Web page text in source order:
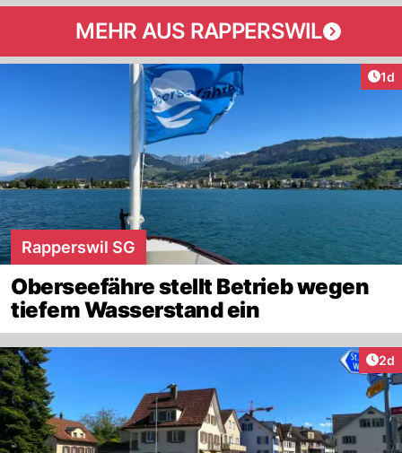
MEHR AUS RAPPERSWIL
1d
Rapperswil SG
Oberseefähre stellt Betrieb wegen
tiefem Wasserstand ein
2d